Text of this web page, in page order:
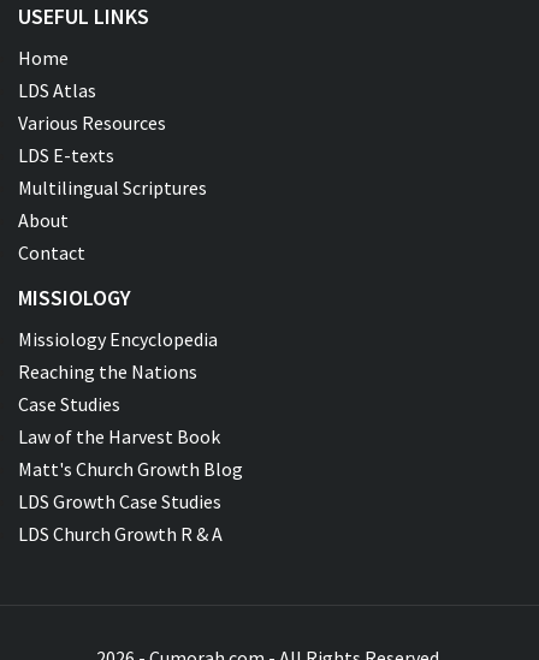
USEFUL LINKS
Home
LDS Atlas
Various Resources
LDS E-texts
Multilingual Scriptures
About
Contact
MISSIOLOGY
Missiology Encyclopedia
Reaching the Nations
Case Studies
Law of the Harvest Book
Matt's Church Growth Blog
LDS Growth Case Studies
LDS Church Growth R & A